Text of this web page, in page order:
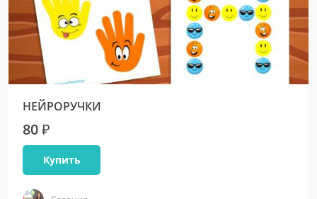
НЕЙРОРУЧКИ
80 ₽
Купить